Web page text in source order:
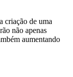
criação de uma
não apenas
aumentando